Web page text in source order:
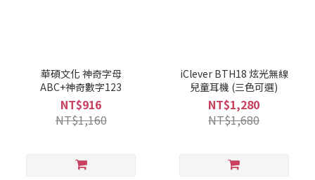
華碩文化 神奇字母
ABC+神奇數字123
NT$916
NT$1,160
iClever BTH18 炫光無線
兒童耳機 (三色可選)
NT$1,280
NT$1,680